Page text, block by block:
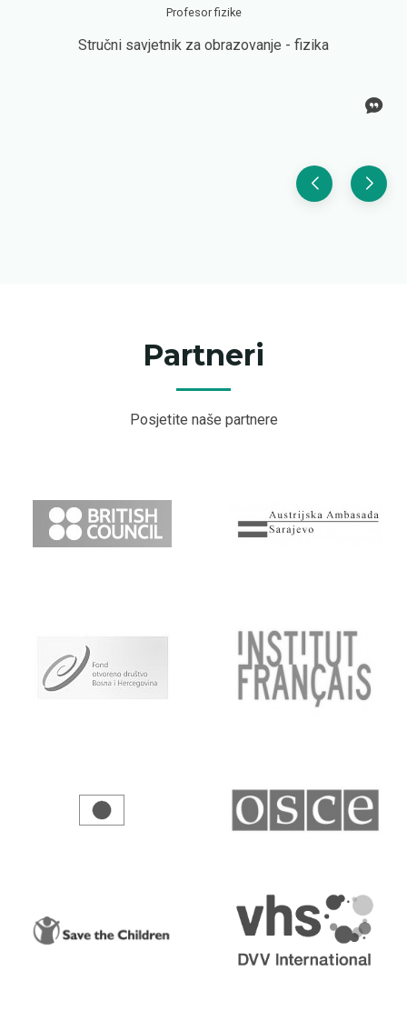
Profesor fizike
Stručni savjetnik za obrazovanje - fizika
Partneri
Posjetite naše partnere